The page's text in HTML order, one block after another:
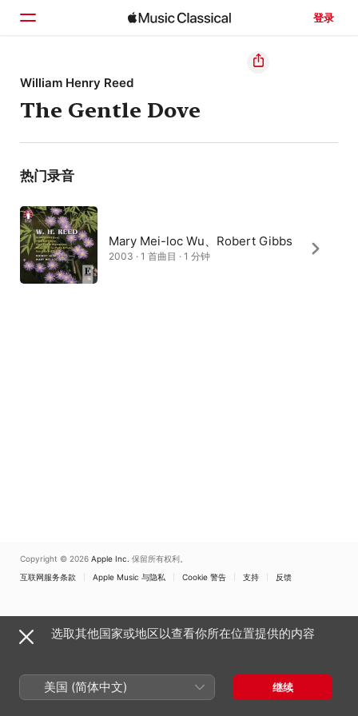
登录
主页
浏览
搜索
William Henry Reed
The Gentle Dove
热门录音
Mary Mei-loc Wu、Robert Gibbs
2003 · 1 首曲目 · 1 分钟
Copyright © 2026 Apple Inc. 保留所有权利。
互联网服务条款
Apple Music 与隐私 Cookie 警告 支持 反馈
选取其他国家或地区以查看你所在位置提供的内容
美国 (简体中文) 继续